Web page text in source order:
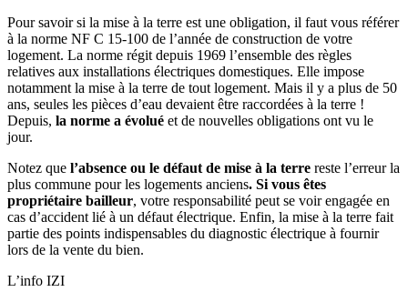
Pour savoir si la mise à la terre est une obligation, il faut vous référer
à la norme NF C 15-100 de l’année de construction de votre
logement. La norme régit depuis 1969 l’ensemble des règles
relatives aux installations électriques domestiques. Elle impose
notamment la mise à la terre de tout logement. Mais il y a plus de 50
ans, seules les pièces d’eau devaient être raccordées à la terre !
Depuis, la norme a évolué et de nouvelles obligations ont vu le
jour.
Notez que l’absence ou le défaut de mise à la terre reste l’erreur la
plus commune pour les logements anciens. Si vous êtes
propriétaire bailleur, votre responsabilité peut se voir engagée en
cas d’accident lié à un défaut électrique. Enfin, la mise à la terre fait
partie des points indispensables du diagnostic électrique à fournir
lors de la vente du bien.
L’info IZI